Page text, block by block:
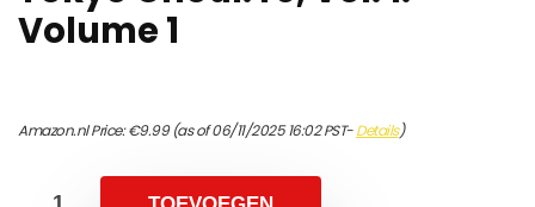
Volume 1
Amazon.nl Price:€9.99(as of 06/11/2025 16:02 PST-Details)